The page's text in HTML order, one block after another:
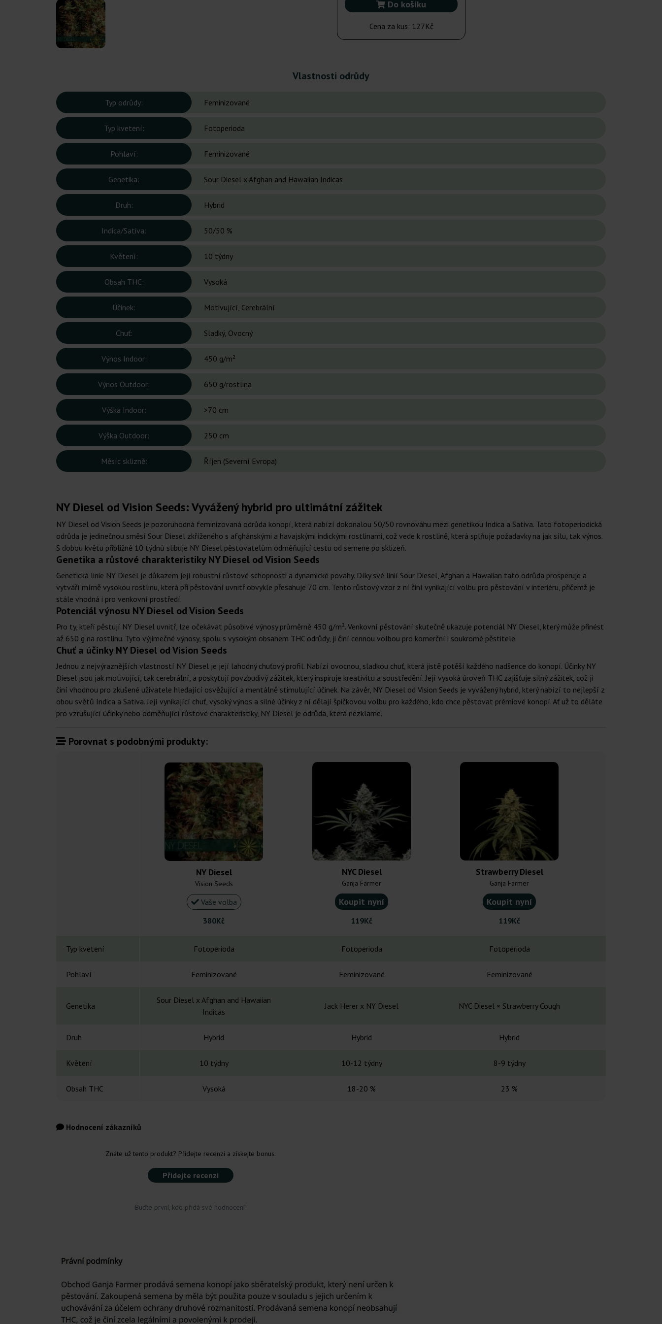
Do košíku
Cena za kus: 127Kč
Vlastnosti odrůdy
Typ odrůdy: Feminizované
Typ kvetení: Fotoperioda
Pohlaví: Feminizované
Genetika: Sour Diesel x Afghan and Hawaiian Indicas
Druh: Hybrid
Indica/Sativa: 50/50 %
Květení: 10 týdny
Obsah THC: Vysoká
Účinek: Motivující, Cerebrální
Chuť: Sladký, Ovocný
Výnos Indoor: 450 g/m²
Výnos Outdoor: 650 g/rostlina
Výška Indoor: >70 cm
Výška Outdoor: 250 cm
Měsíc sklizně: Říjen (Severní Evropa)
NY Diesel od Vision Seeds: Vyvážený hybrid pro ultimátní zážitek
NY Diesel od Vision Seeds je pozoruhodná feminizovaná odrůda konopí, která nabízí dokonalou 50/50 rovnováhu mezi genetikou Indica a Sativa. Tato fotoperiodická
odrůda je jedinečnou směsí Sour Diesel zkříženého s afghánskými a havajskými indickými rostlinami, což vede k rostlině, která splňuje požadavky na jak sílu, tak výnos.
S dobou květu přibližně 10 týdnů slibuje NY Diesel pěstovatelům odměňující cestu od semene po sklizeň.
Genetika a růstové charakteristiky NY Diesel od Vision Seeds
Genetická linie NY Diesel je důkazem její robustní růstové schopnosti a dynamické povahy. Díky své linií Sour Diesel, Afghan a Hawaiian tato odrůda prosperuje a
vytváří mírně vysokou rostlinu, která při pěstování uvnitř obvykle přesahuje 70 cm. Tento růstový vzor z ní činí vynikající volbu pro pěstování v interiéru, přičemž je
stále vhodná i pro venkovní prostředí.
Potenciál výnosu NY Diesel od Vision Seeds
Pro ty, kteří pěstují NY Diesel uvnitř, lze očekávat působivé výnosy průměrně 450 g/m². Venkovní pěstování skutečně ukazuje potenciál NY Diesel, který může přinést
až 650 g na rostlinu. Tyto výjimečné výnosy, spolu s vysokým obsahem THC odrůdy, ji činí cennou volbou pro komerční i soukromé pěstitele.
Chuť a účinky NY Diesel od Vision Seeds
Jednou z nejvýraznějších vlastností NY Diesel je její lahodný chuťový profil. Nabízí ovocnou, sladkou chuť, která jistě potěší každého nadšence do konopí. Účinky NY
Diesel jsou jak motivující, tak cerebrální, a poskytují povzbudivý zážitek, který inspiruje kreativitu a soustředění. Její vysoká úroveň THC zajišťuje silný zážitek, což ji
činí vhodnou pro zkušené uživatele hledající osvěžující a mentálně stimulující účinek. Na závěr, NY Diesel od Vision Seeds je vyvážený hybrid, který nabízí to nejlepší z
obou světů Indica a Sativa. Její vynikající chuť, vysoký výnos a silné účinky z ní dělají špičkovou volbu pro každého, kdo chce pěstovat prémiové konopí. Ať už to děláte
pro vzrušující účinky nebo odměňující růstové charakteristiky, NY Diesel je odrůda, která nezklame.
Porovnat s podobnými produkty:
NY Diesel
Vision Seeds
Vaše volba
380Kč
NYC Diesel
Ganja Farmer
Koupit nyní
119Kč
Strawberry Diesel
Ganja Farmer
Koupit nyní
119Kč
Typ kvetení Fotoperioda Fotoperioda Fotoperioda
Pohlaví Feminizované Feminizované Feminizované
Genetika
Sour Diesel x Afghan and Hawaiian
Indicas
Jack Herer x NY Diesel NYC Diesel × Strawberry Cough
Druh Hybrid Hybrid Hybrid
Květení 10 týdny 10-12 týdny 8-9 týdny
Obsah THC Vysoká 18-20 % 23 %
Hodnocení zákazníků
Znáte už tento produkt? Přidejte recenzi a získejte bonus.
Přidejte recenzi
Buďte první, kdo přidá své hodnocení!